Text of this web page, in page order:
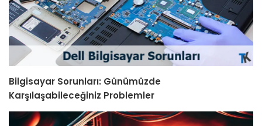
Bilgisayar Sorunları: Günümüzde
Karşılaşabileceğiniz Problemler